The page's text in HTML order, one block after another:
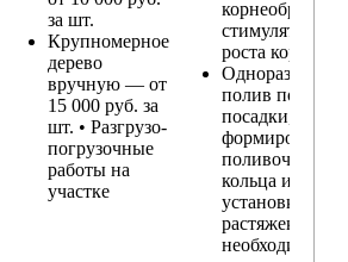
за шт.
Крупномерное
дерево
вручную — от
15 000 руб. за
шт. • Разгрузо-
погрузочные
работы на
участке
стимулятором
роста корней
Одноразовый
полив после
посадки,
формирование
поливочного
кольца и
установка
растяжек (при